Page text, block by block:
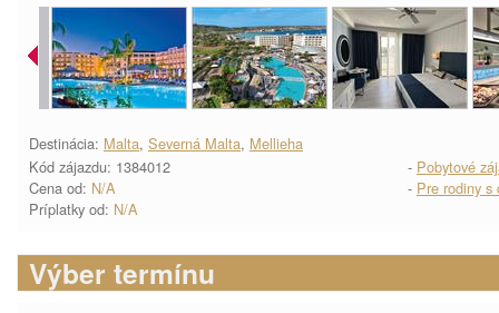
Destinácia: Malta, Severná Malta, Mellieha
Kód zájazdu: 1384012
Cena od: N/A
Príplatky od: N/A
- Pobytové
- Pre rodiny s
Výber termínu